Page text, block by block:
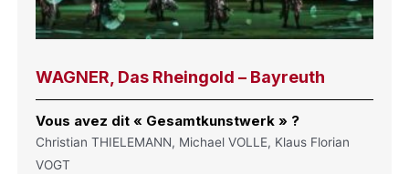
WAGNER, Das Rheingold – Bayreuth
Vous avez dit « Gesamtkunstwerk » ?
Christian THIELEMANN, Michael VOLLE, Klaus Florian
VOGT